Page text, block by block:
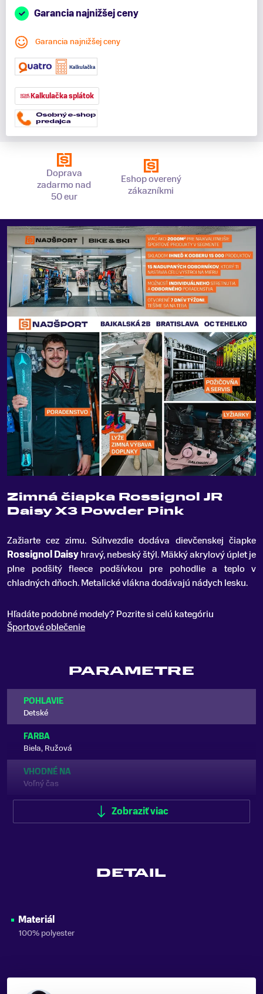
Garancia najnižšej ceny
Garancia najnižšej ceny
Kalkulačka splátok
Doprava
zadarmo nad
50 eur
Eshop overený
zákazníkmi
Zimná čiapka Rossignol JR
Daisy X3 Powder Pink
Zažiarte cez zimu.Súhvezdie dodáva dievčenskej čiapke
Rossignol Daisyhravý, nebeský štýl. Mäkký akrylový úplet je
plne podšitý fleece podšívkou pre pohodlie a teplo v
chladných dňoch. Metalické vlákna dodávajú nádych lesku.
Hľadáte podobné modely? Pozrite si celú kategóriu
Športové oblečenie
PARAMETRE
POHLAVIE
Detské
FARBA
Biela, Ružová
VHODNÉ NA
Voľný čas
Zobraziť viac
DETAIL
Materiál
100% polyester